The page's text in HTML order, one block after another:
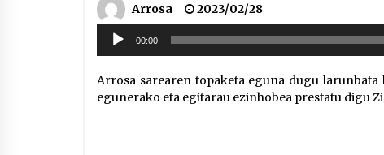
Arrosa
2023/02/28
Soinu
erreproduzigailua
00:00
Arrosa sarearen topaketa eguna dugu
egunerako eta egitarau ezinhobea prestatu digu